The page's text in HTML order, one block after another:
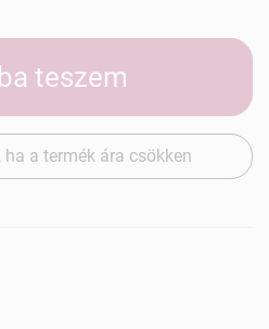
teszem
a termék ára csökken